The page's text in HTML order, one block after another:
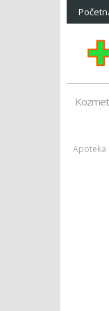
Apoteka